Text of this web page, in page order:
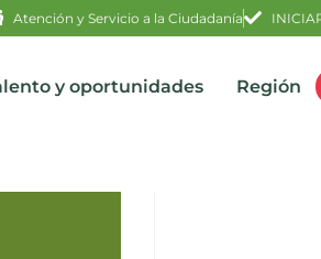
Atención y Servicio a la Ciudadanía
y oportunidades Región